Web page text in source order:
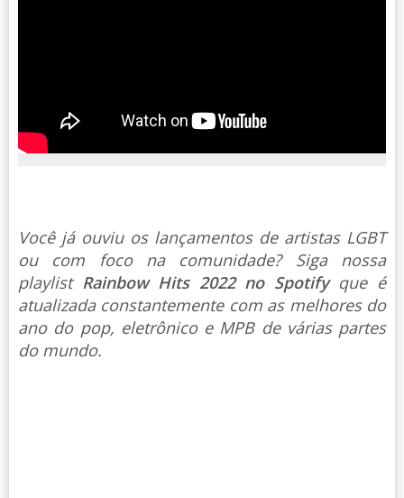
Você já ouviu os lançamentos de artistas LGBT
ou com foco na comunidade? Siga nossa
playlist Rainbow Hits 2022 no Spotify que é
atualizada constantemente com as melhores do
ano do pop, eletrônico e MPB de várias partes
do mundo.